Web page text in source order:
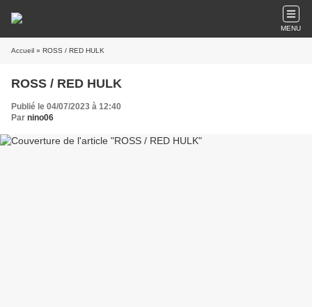
MENU
Accueil » ROSS / RED HULK
ROSS / RED HULK
Publié le 04/07/2023 à 12:40
Par nino06